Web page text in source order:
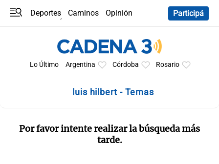
Deportes Caminos
Opinión
Participá
Lo Último Argentina Córdoba Rosario
luis hilbert - Temas
Por favor intente realizar la búsqueda más
tarde.